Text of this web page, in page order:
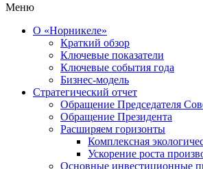
Меню
О «Норникеле»
Краткий обзор
Ключевые показатели
Ключевые события года
Бизнес-модель
Стратегический отчет
Обращение Председателя
Обращение Президента
Расширяем горизонты
Комплексная
Ускорение роста
Основные инвестиционные